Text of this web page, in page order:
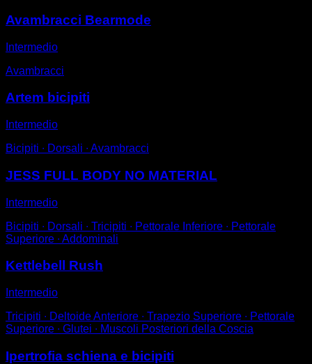
Avambracci Bearmode
Intermedio
Avambracci
Artem bicipiti
Intermedio
Bicipiti ∙ Dorsali ∙ Avambracci
JESS FULL BODY NO MATERIAL
Intermedio
Bicipiti ∙ Dorsali ∙ Tricipiti ∙ Pettorale Inferiore ∙ Pettorale
Superiore ∙ Addominali
Kettlebell Rush
Intermedio
Tricipiti ∙ Deltoide Anteriore ∙ Trapezio Superiore ∙ Pettorale
Superiore ∙ Glutei ∙ Muscoli Posteriori della Coscia
Ipertrofia schiena e bicipiti